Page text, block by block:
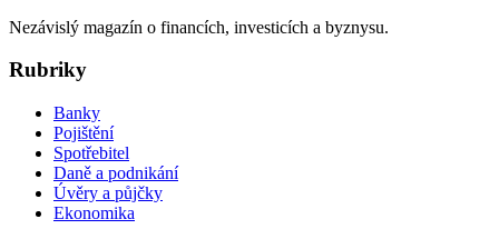
Nezávislý magazín o financích, investicích a byznysu.
Rubriky
Banky
Pojištění
Spotřebitel
Daně a podnikání
Úvěry a půjčky
Ekonomika